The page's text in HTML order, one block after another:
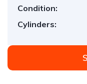
Condition:
Cylinders: